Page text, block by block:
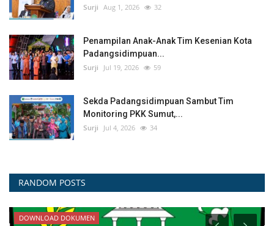
Surji Aug 1, 2026 32
Penampilan Anak-Anak Tim Kesenian Kota
Padangsidimpuan...
Surji Jul 19, 2026 59
Sekda Padangsidimpuan Sambut Tim
Monitoring PKK Sumut,...
Surji Jul 4, 2026 34
RANDOM POSTS
DISKOMINFO